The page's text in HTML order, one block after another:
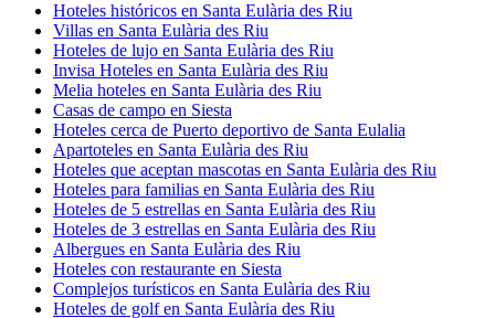
Hoteles históricos en Santa Eulària des Riu
Villas en Santa Eulària des Riu
Hoteles de lujo en Santa Eulària des Riu
Invisa Hoteles en Santa Eulària des Riu
Melia hoteles en Santa Eulària des Riu
Casas de campo en Siesta
Hoteles cerca de Puerto deportivo de Santa Eulalia
Apartoteles en Santa Eulària des Riu
Hoteles que aceptan mascotas en Santa Eulària des Riu
Hoteles para familias en Santa Eulària des Riu
Hoteles de 5 estrellas en Santa Eulària des Riu
Hoteles de 3 estrellas en Santa Eulària des Riu
Albergues en Santa Eulària des Riu
Hoteles con restaurante en Siesta
Complejos turísticos en Santa Eulària des Riu
Hoteles de golf en Santa Eulària des Riu